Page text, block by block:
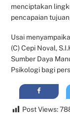
menciptakan
pencapaian
Usai
(C) Cepi Noval,
Sumber Daya
Psikologi bagi
Post Views: